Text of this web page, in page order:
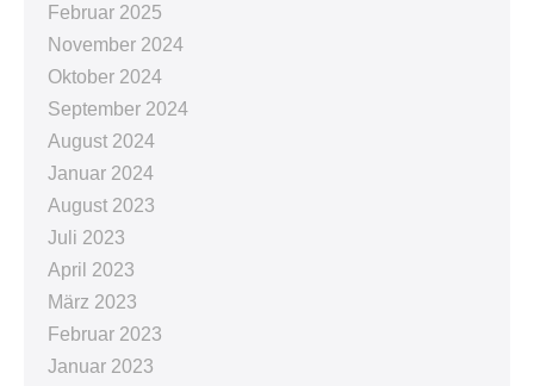
Februar 2025
November 2024
Oktober 2024
September 2024
August 2024
Januar 2024
August 2023
Juli 2023
April 2023
März 2023
Februar 2023
Januar 2023